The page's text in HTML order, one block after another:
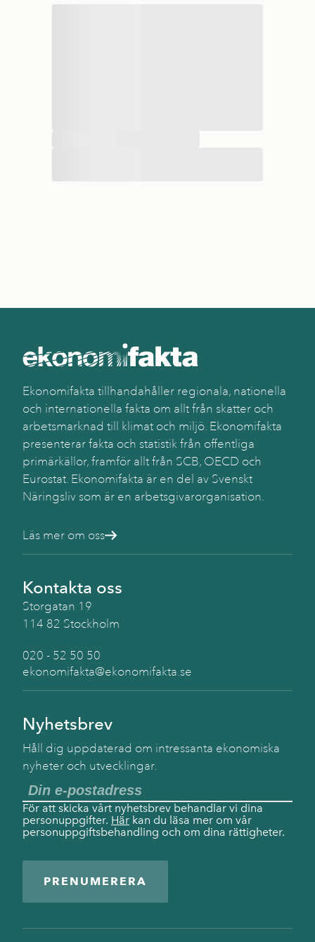
Ekonomifakta tillhandahåller regionala, nationella
och internationella fakta om allt från skatter och
arbetsmarknad till klimat och miljö. Ekonomifakta
presenterar fakta och statistik från offentliga
primärkällor, framför allt från SCB, OECD och
Eurostat. Ekonomifakta är en del av Svenskt
Näringsliv som är en arbetsgivarorganisation.
Läs mer om oss
Kontakta oss
Storgatan 19
114 82 Stockholm
020 - 52 50 50
ekonomifakta@ekonomifakta.se
Nyhetsbrev
Håll dig uppdaterad om intressanta ekonomiska
nyheter och utvecklingar.
För att skicka vårt nyhetsbrev behandlar vi dina
personuppgifter. Här kan du läsa mer om vår
personuppgiftsbehandling och om dina rättigheter.
PRENUMERERA